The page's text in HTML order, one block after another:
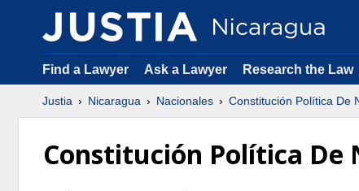
Find a Lawyer Ask a Lawyer Research the Law
Justia Nicaragua Nacionales Constitución Política De
Constitución Política De